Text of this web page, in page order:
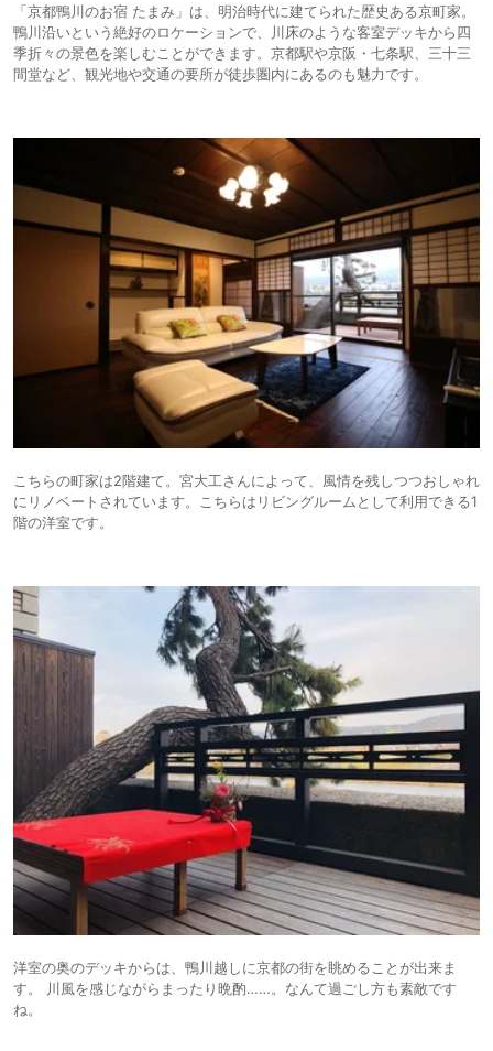
「京都鴨川のお宿 たまみ」は、明治時代に建てられた歴史ある京町家。
鴨川沿いという絶好のロケーションで、川床のような客室デッキから四
季折々の景色を楽しむことができます。京都駅や京阪・七条駅、三十三
間堂など、観光地や交通の要所が徒歩圏内にあるのも魅力です。
こちらの町家は2階建て。宮大工さんによって、風情を残しつつおしゃれ
にリノベートされています。こちらはリビングルームとして利用できる1
階の洋室です。
洋室の奥のデッキからは、鴨川越しに京都の街を眺めることが出来ま
す。 川風を感じながらまったり晩酌……。なんて過ごし方も素敵です
ね。